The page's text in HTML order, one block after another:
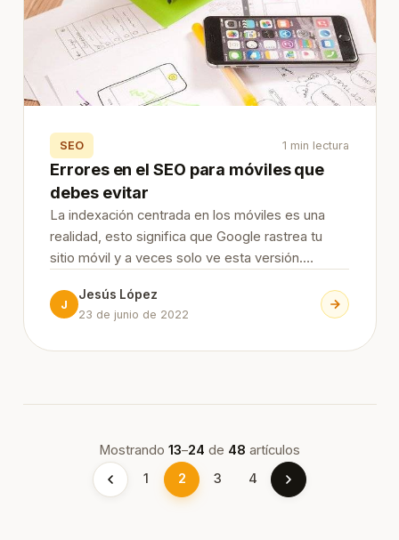
SEO 1 min lectura
Errores en el SEO para móviles que
debes evitar
La indexación centrada en los móviles es una
realidad, esto significa que Google rastrea tu
sitio móvil y a veces solo ve esta versión.
ofreces una buena experiencia en smartphones
no te posicionar
J
Jesús López
23 de junio de 2022
Mostrando 13–24 de 48 artículos
1
2 3 4